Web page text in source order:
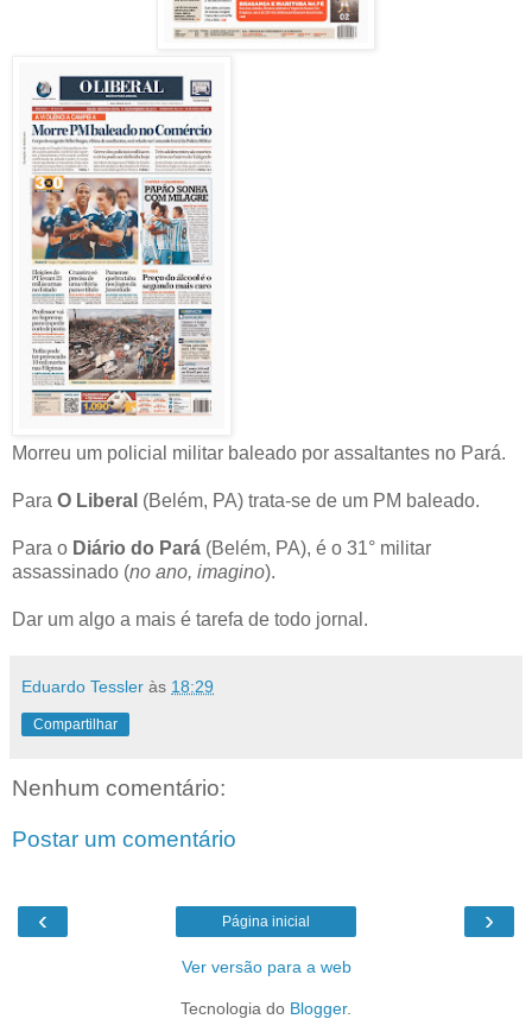
Morreu um policial militar baleado por assaltantes no Pará.
Para O Liberal (Belém, PA) trata-se de um PM baleado.
Para o Diário do Pará (Belém, PA), é o 31° militar
assassinado (no ano, imagino).
Dar um algo a mais é tarefa de todo jornal.
Eduardo Tessler às 18:29
Compartilhar
Nenhum comentário:
Postar um comentário
‹ ›
Página inicial
Ver versão para a web
Tecnologia do Blogger.